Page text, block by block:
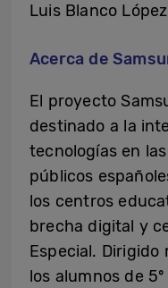
Luis Blanco
Acerca de
El proyecto
destinado a la
tecnologías en
públicos
los centros
brecha digital y
Especial.
los alumnos de